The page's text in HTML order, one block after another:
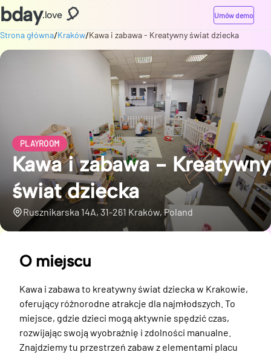
bday.love 🎈 Umów demo
Strona główna/Kraków/Kawa i zabawa - Kreatywny świat dziecka
PLAYROOM
Kawa i zabawa - Kreatywny
świat dziecka
Rusznikarska 14A, 31-261 Kraków, Poland
O miejscu
Kawa i zabawa to kreatywny świat dziecka w Krakowie,
oferujący różnorodne atrakcje dla najmłodszych. To
miejsce, gdzie dzieci mogą aktywnie spędzić czas,
rozwijając swoją wyobraźnię i zdolności manualne.
Znajdziemy tu przestrzeń zabaw z elementami placu